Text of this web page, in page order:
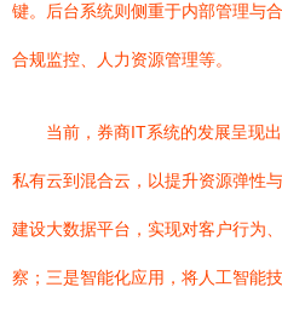
键。后台系统则侧重于内部管理与
合规监控、人力资源管理等。
当前，券商IT系统的发展呈现
私有云到混合云，以提升资源弹性
建设大数据平台，实现对客户行为
察；三是智能化应用，将人工智能